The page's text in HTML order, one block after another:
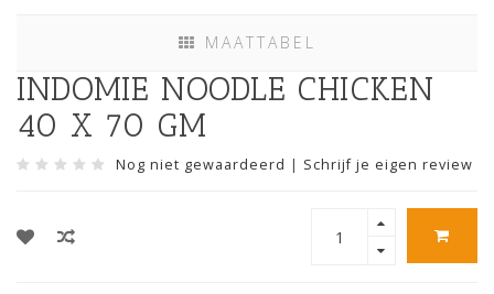
MAATTABEL
INDOMIE NOODLE CHICKEN
40 X 70 GM
Nog niet gewaardeerd | Schrijf je eigen review